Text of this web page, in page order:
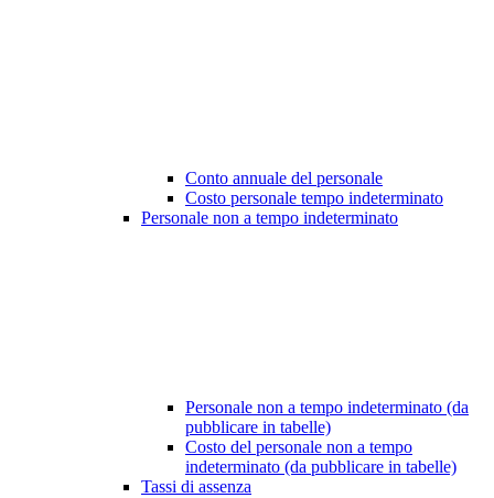
Conto annuale del personale
Costo personale tempo indeterminato
Personale non a tempo indeterminato
Personale non a tempo indeterminato (da
pubblicare in tabelle)
Costo del personale non a tempo
indeterminato (da pubblicare in tabelle)
Tassi di assenza